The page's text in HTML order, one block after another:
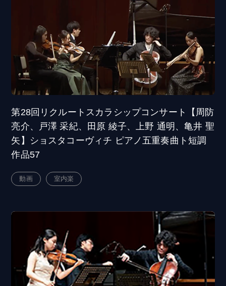
第28回リクルートスカラシップコンサート【周防
亮介、戸澤 采紀、田原 綾子、上野 通明、亀井 聖
矢】ショスタコーヴィチ ピアノ五重奏曲ト短調
作品57
動画 室内楽